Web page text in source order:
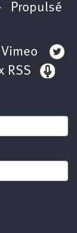
Propulsé
Vimeo
RSS